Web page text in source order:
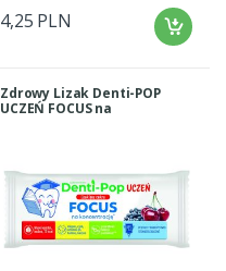
4,25 PLN
Zdrowy Lizak Denti-POP
UCZEŃ FOCUS na